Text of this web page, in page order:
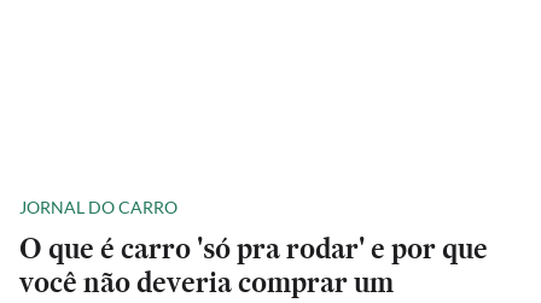
JORNAL DO CARRO
O que é carro 'só pra rodar' e por que
você não deveria comprar um